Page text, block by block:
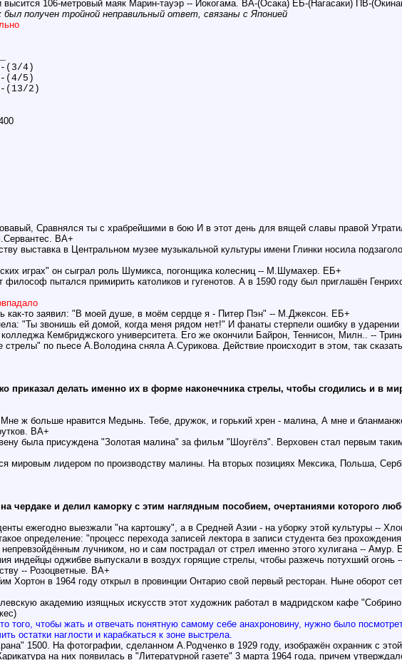
106-метровый маяк Марин-тауэр -- Иокогама. ВА-(Осака) ЕБ-(Нагасаки) ПВ-
получен тройной неправильный ответ, связаны с Японией
4)
5)
(13/2)
Сравнялся ты с храбрейшими в бою И в этот день для вящей славы правой
ВА+
выставка в Центральном музее музыкальной культуры имени Глинки носила
играх" он сыграл роль Шумикса, погонщика колесниц -- М.Шумахер. ЕБ+
философ пытался примирить католиков и гугенотов. А в 1590 году был приглашён
как-то заявил: "В моей душе, в моём сердце я - Питер Пэн" -- М.Джексон. ЕБ+
"Ты звонишь ей домой, когда меня рядом нет!" И фанаты стерпели ошибку в
Кембриджского университета. Его же окончили Байрон, Теннисон, Милн.. --
стрелы" по пьесе А.Володина сняла А.Сурикова. Действие происходит в этом, так
приказал делать именно их в форме наконечника стрелы, чтобы сгодились и в
ж больше нравится Медынь. Тебе, дружок, и горький хрен - малина, А мне и
ВА+
была присуждена "Золотая малина" за фильм "Шоугёлз". Верховен стал первым
мировым лидером по производству малины. На вторых позициях Мексика, Польша,
чердаке и делил каморку с этим наглядным пособием, очертаниями которого
ежегодно выезжали "на картошку", а в Средней Азии - на уборку этой культуры --
определение: "процесс перехода записей лектора в записи студента без
лучником, но и сам пострадал от стрел именно этого хулигана -- Амур.
индейцы оджибве выпускали в воздух горящие стрелы, чтобы разжечь потухший
-- Розоцветные. ВА+
Хортон в 1964 году открыл в провинции Онтарио свой первый ресторан. Ныне оборот
академию изящных искусств этот художник работал в мадридском кафе
того, чтобы жать и отвечать понятную самому себе анахроновину, нужно было
остатки наглости и карабкаться к зоне выстрела.
1500. На фотографии, сделанном А.Родченко в 1929 году, изображён охранник с
на них появилась в "Литературной газете" 3 марта 1964 года, причем